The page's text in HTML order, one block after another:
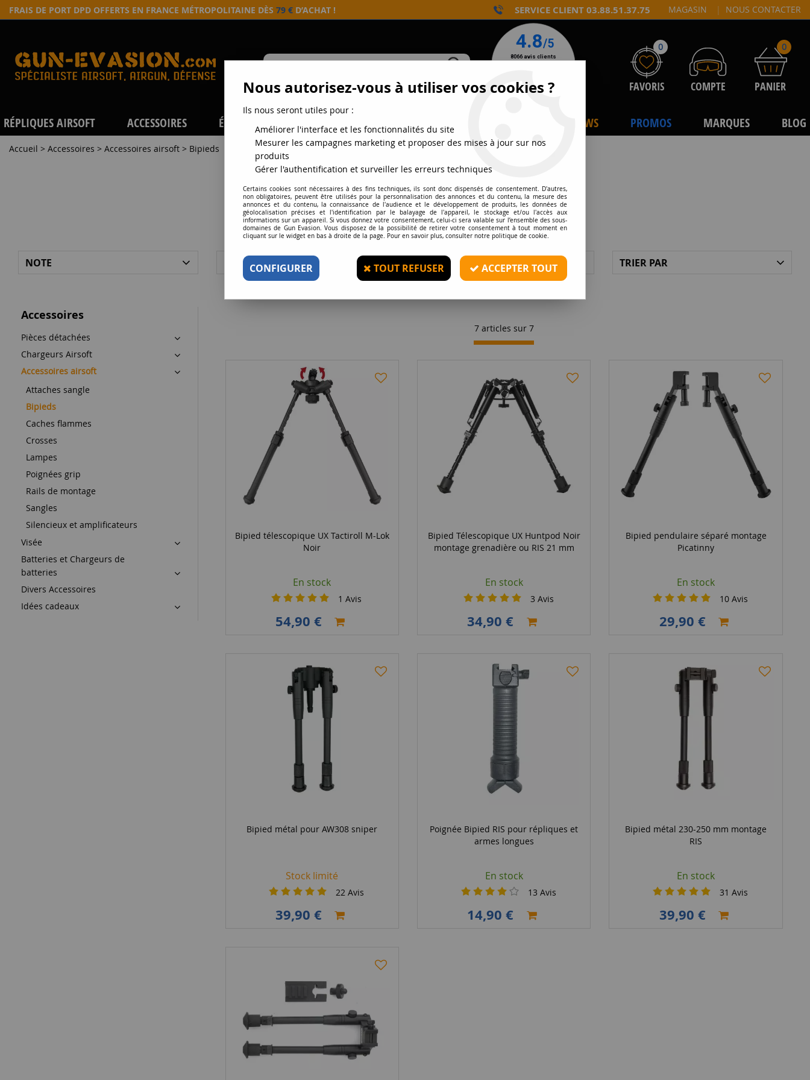
FRAIS DE PORT DPD OFFERTS EN FRANCE MÉTROPOLITAINE DÈS 79 € D’ACHAT ! SERVICE CLIENT 03.88.51.37.75 MAGASIN | NOUS CONTACTER
0
FAVORIS COMPTE
0
PANIER
RÉPLIQUES AIRSOFT ACCESSOIRES ÉQUIPEMENTS CONSOMMABLES AIRGUN NEWS PROMOS MARQUES BLOG
Accueil > Accessoires > Accessoires airsoft > Bipieds
BIPIEDS
NOTE MARQUE PRIX TRIER PAR
Accessoires
Pièces détachées
Chargeurs Airsoft
Accessoires airsoft
Attaches sangle
Bipieds
Caches flammes
Crosses
Lampes
Poignées grip
Rails de montage
Sangles
Silencieux et amplificateurs
Visée
Batteries et Chargeurs de
batteries
Divers Accessoires
Idées cadeaux
7 articles sur 7
Bipied télescopique UX Tactiroll M-Lok
Noir
En stock
1 Avis
54,90 €
Bipied Télescopique UX Huntpod Noir
montage grenadière ou RIS 21 mm
En stock
3 Avis
34,90 €
Bipied pendulaire séparé montage
Picatinny
En stock
10 Avis
29,90 €
Bipied métal pour AW308 sniper
Stock limité
22 Avis
39,90 €
Poignée Bipied RIS pour répliques et
armes longues
En stock
13 Avis
14,90 €
Bipied métal 230-250 mm montage
RIS
En stock
31 Avis
39,90 €
Nous autorisez-vous à utiliser vos cookies ?
Ils nous seront utiles pour :
Améliorer l'interface et les fonctionnalités du site
Mesurer les campagnes marketing et proposer des mises à jour sur nos
produits
Gérer l'authentification et surveiller les erreurs techniques
Certains cookies sont nécessaires à des fins techniques, ils sont donc dispensés de consentement. D'autres,
non obligatoires, peuvent être utilisés pour la personnalisation des annonces et du contenu, la mesure des
annonces et du contenu, la connaissance de l'audience et le développement de produits, les données de
géolocalisation précises et l'identification par le balayage de l'appareil, le stockage et/ou l'accès aux
informations sur un appareil. Si vous donnez votre consentement, celui-ci sera valable sur l’ensemble des sous-
domaines de Gun Evasion. Vous disposez de la possibilité de retirer votre consentement à tout moment en
cliquant sur le widget en bas à droite de la page. Pour en savoir plus, consulter notre politique de cookie.
CONFIGURER TOUT REFUSER ACCEPTER TOUT